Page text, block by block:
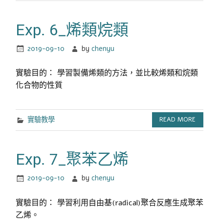
Exp. 6_烯類烷類
2019-09-10 bychenyu
實驗目的： 學習製備烯類的方法，並比較烯類和烷類
化合物的性質
實驗教學 READ MORE
Exp. 7_聚苯乙烯
2019-09-10 bychenyu
實驗目的： 學習利用自由基(radical)聚合反應生成聚苯
乙烯。